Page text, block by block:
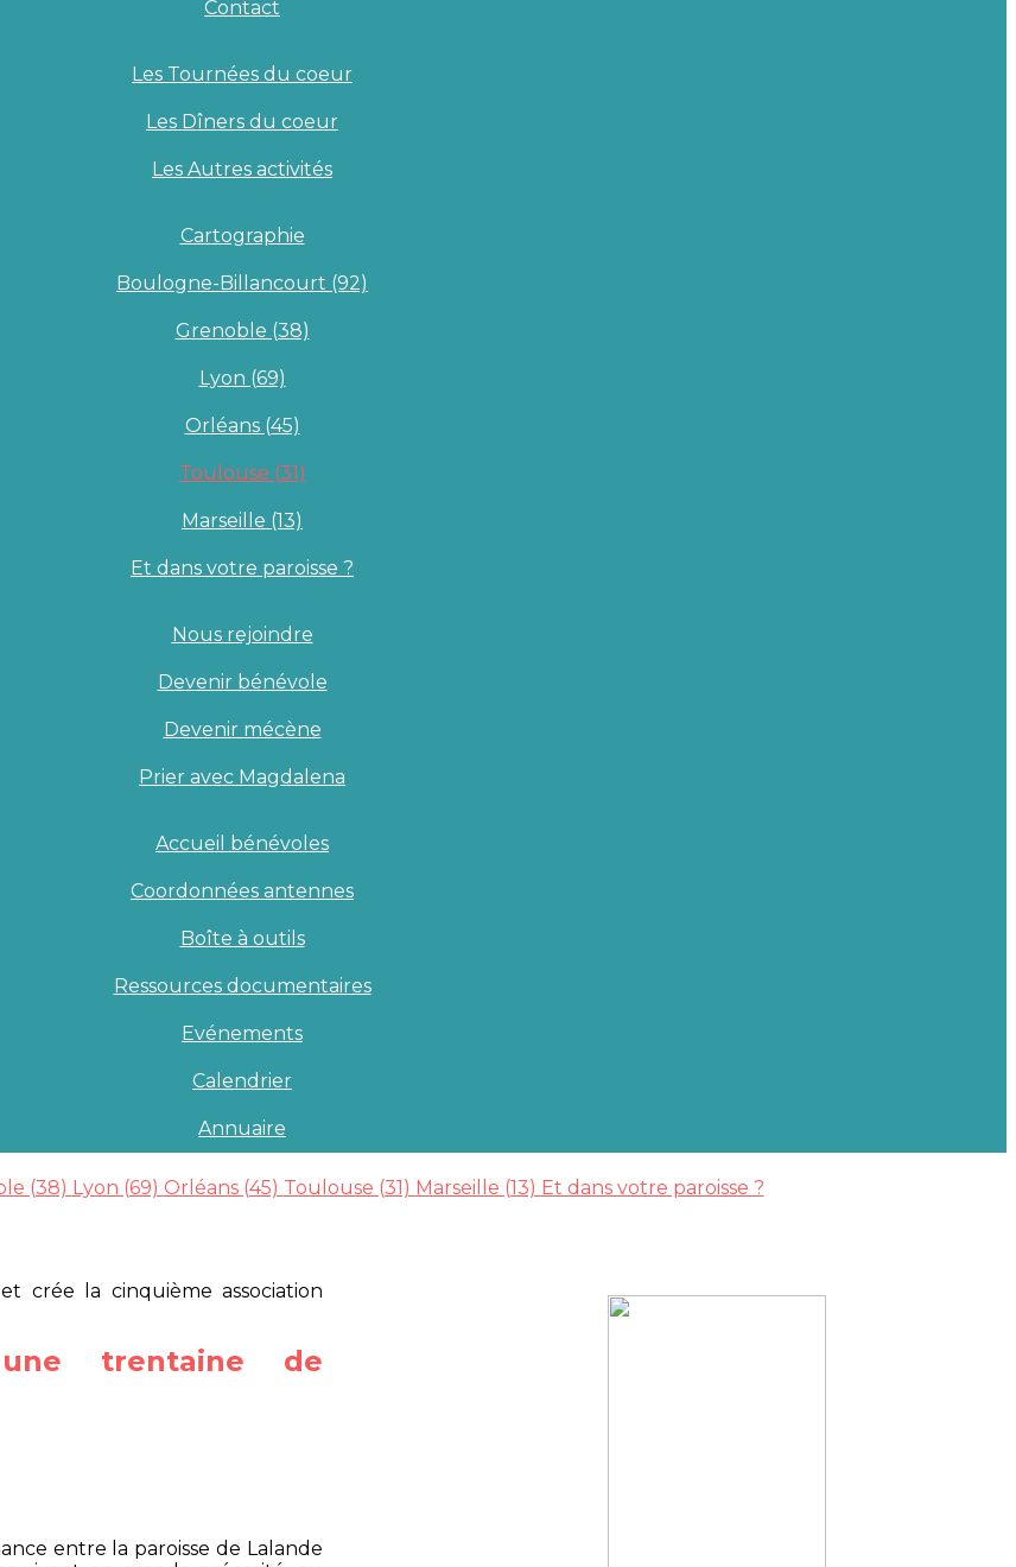
Contact
Les Tournées du coeur
Les Dîners du coeur
Les Autres activités
Cartographie
Boulogne-Billancourt (92)
Grenoble (38)
Lyon (69)
Orléans (45)
Toulouse (31)
Marseille (13)
Et dans votre paroisse ?
Nous rejoindre
Devenir bénévole
Devenir mécène
Prier avec Magdalena
Accueil bénévoles
Coordonnées antennes
Boîte à outils
Ressources documentaires
Evénements
Calendrier
Annuaire
(38) Lyon (69) Orléans (45) Toulouse (31) Marseille (13) Et dans votre paroisse ?
crée la cinquième association
trentaine de
entre la paroisse de Lalande